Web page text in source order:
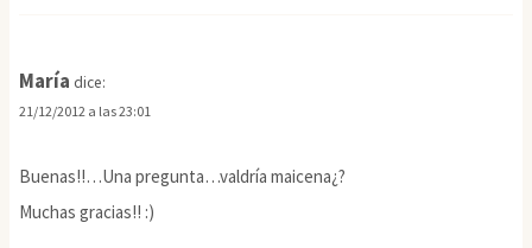
María dice:
21/12/2012 a las 23:01
Buenas!!…Una pregunta…valdría maicena¿?
Muchas gracias!! :)